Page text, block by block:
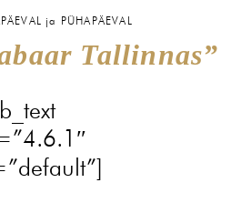
ja PÜHAPÄEVAL
Tallinnas”